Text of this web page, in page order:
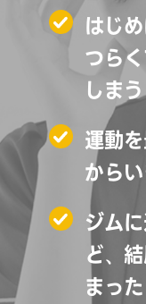
はじ
つら
しまう
運動
から
ジム
ど、
まった